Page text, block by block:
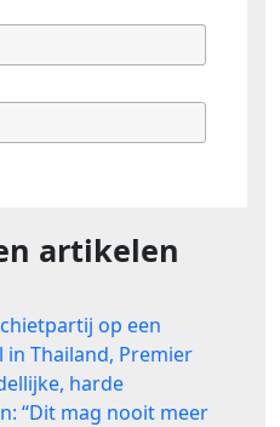
artikelen
op een
Thailand, Premier
harde
“Dit mag nooit meer